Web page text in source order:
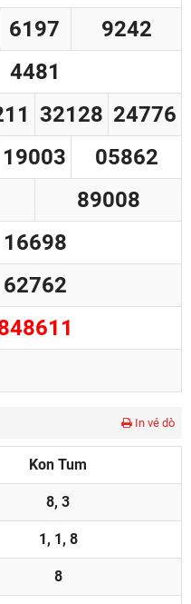
6197 9242
4481
32128 24776
19003 05862
89008
16698
62762
In vé dò
Kon Tum
8, 3
1, 1, 8
8